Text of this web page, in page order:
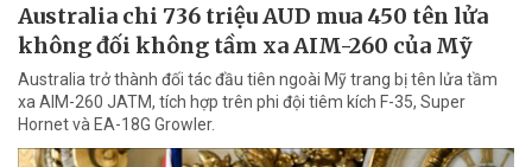
Australia chi 736 triệu AUD mua 450 tên lửa
không đối không tầm xa AIM-260 của Mỹ
Australia trở thành đối tác đầu tiên ngoài Mỹ trang bị tên lửa tầm
xa AIM-260 JATM, tích hợp trên phi đội tiêm kích F-35, Super
Hornet và EA-18G Growler.